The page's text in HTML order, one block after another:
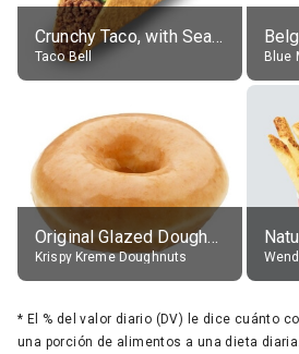
Crunchy Taco, with Seasoned Beef
Taco Bell Blue
Original Glazed Doughnut
Krispy Kreme Doughnuts
* El % del valor diario (DV) le dice cuánto
una porción de alimentos a una dieta